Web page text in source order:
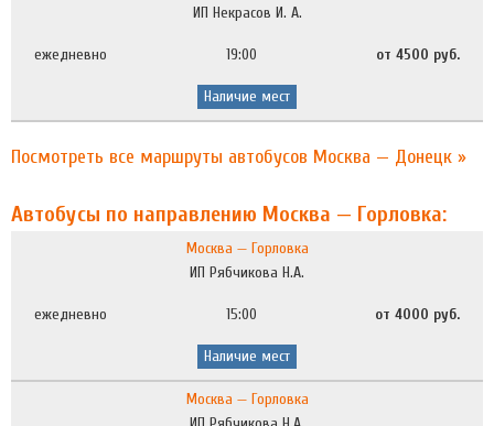
ИП Некрасов И. А.
ежедневно 19:00 от 4500 руб.
Наличие мест
Посмотреть все маршруты автобусов Москва — Донецк »
Автобусы по направлению Москва — Горловка:
Москва — Горловка
ИП Рябчикова Н.А.
ежедневно 15:00 от 4000 руб.
Наличие мест
Москва — Горловка